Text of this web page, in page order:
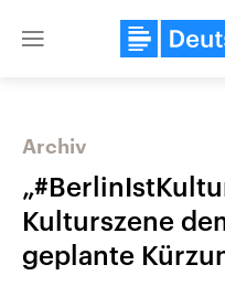
Close
Archiv
Kulturszene
geplante